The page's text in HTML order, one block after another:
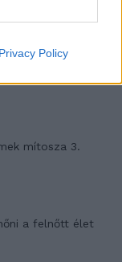
Privacy Policy
mítosza 3.
a felnőtt élet